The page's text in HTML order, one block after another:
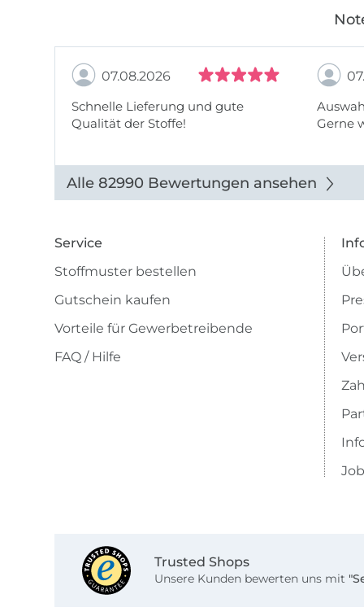
07.08.2026
Schnelle Lieferung und gute
Qualität der Stoffe!
Gerne
Alle 82990 Bewertungen ansehen
Service
Stoffmuster bestellen
Gutschein kaufen
Vorteile für Gewerbetreibende
FAQ / Hilfe
Trusted Shops
Unsere Kunden bewerten uns mit